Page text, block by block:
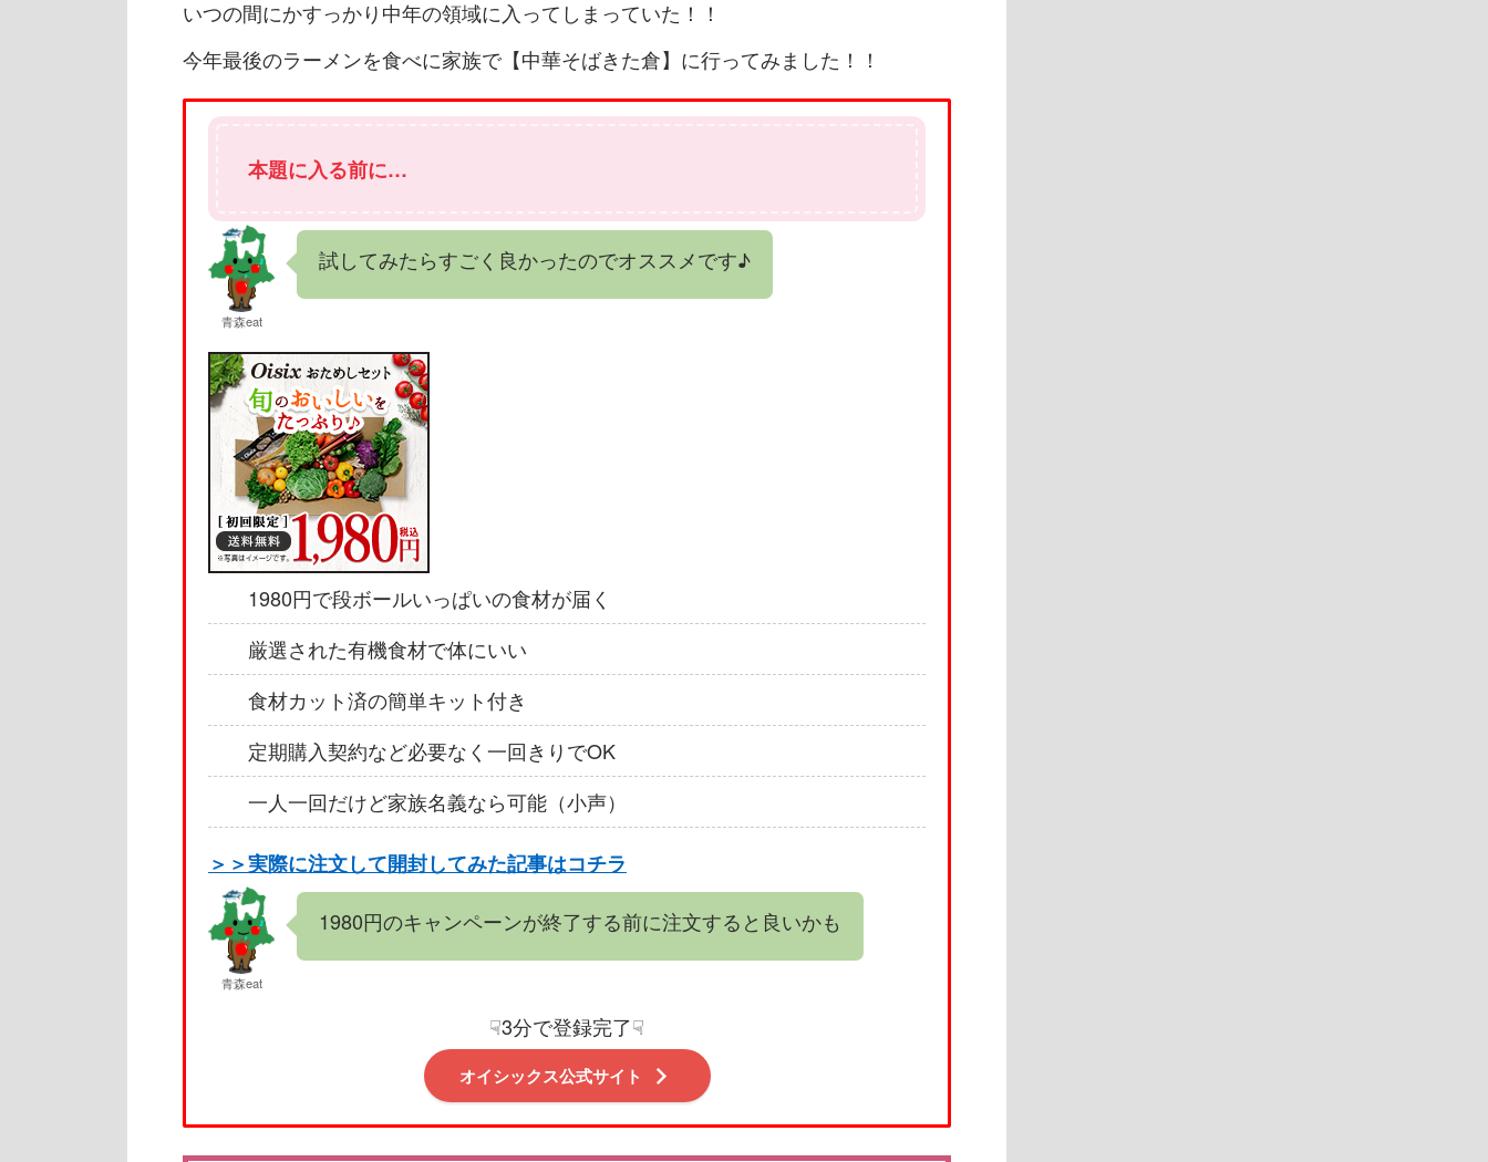
いつの間にかすっかり中年の領域に入ってしまっていた！！
今年最後のラーメンを食べに家族で【中華そばきた倉】に行ってみました！！
本題に入る前に…
青森eat
試してみたらすごく良かったのでオススメです♪
1980円で段ボールいっぱいの食材が届く
厳選された有機食材で体にいい
食材カット済の簡単キット付き
定期購入契約など必要なく一回きりでOK
一人一回だけど家族名義なら可能（小声）
＞＞実際に注文して開封してみた記事はコチラ
青森eat
1980円のキャンペーンが終了する前に注文すると良いかも
☟3分で登録完了☟
オイシックス公式サイト